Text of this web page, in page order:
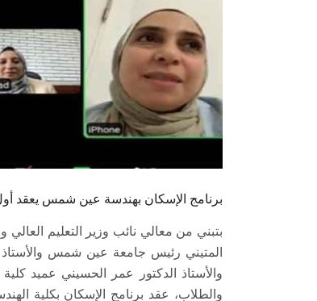
برنامج الإسكان بهندسة عين شمس يعقد
بتبني من معالي نائب وزير التعليم
المتيني رئيس جامعة عين شمس والأستاذ
والأستاذ الدكتور عمر الحسيني عميد
والطلاب، عقد برنامج الإسكان بكلية